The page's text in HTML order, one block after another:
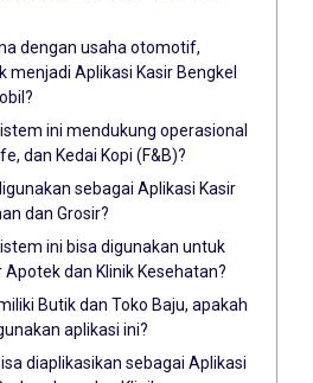
dengan usaha otomotif,
menjadi Aplikasi Kasir Bengkel
ini mendukung operasional
dan Kedai Kopi (F&B)?
sebagai Aplikasi Kasir
dan Grosir?
ini bisa digunakan untuk
Apotek dan Klinik Kesehatan?
Butik dan Toko Baju, apakah
aplikasi ini?
diaplikasikan sebagai Aplikasi